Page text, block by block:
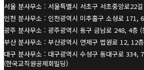
서울 분사무소 : 서울특별시 서초구 서초중앙로22
인천 분사무소 : 인천광역시 미추홀구 소성로 171,
광주 분사무소 : 광주광역시 동구 금남로 248, 4층 (
부산 분사무소 : 부산광역시 연제구 법원로 12, 12
대구 분사무소 : 대구광역시 수성구 동대구로 334,
(한국교직원공제회빌딩)